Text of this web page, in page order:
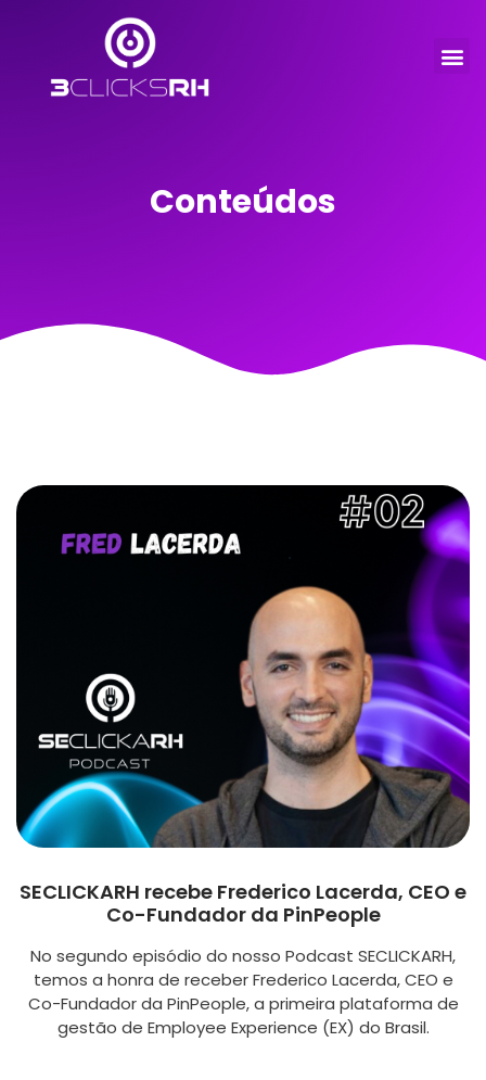
Conteúdos
SECLICKARH recebe Frederico Lacerda, CEO e
Co-Fundador da PinPeople
No segundo episódio do nosso Podcast SECLICKARH,
temos a honra de receber Frederico Lacerda, CEO e
Co-Fundador da PinPeople, a primeira plataforma de
gestão de Employee Experience (EX) do Brasil.